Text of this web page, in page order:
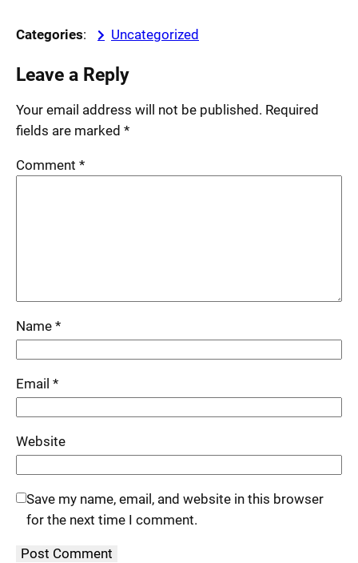
Categories: Uncategorized
Leave a Reply
Your email address will not be published. Required
fields are marked *
Comment *
Name *
Email *
Website
Save my name, email, and website in this browser
for the next time I comment.